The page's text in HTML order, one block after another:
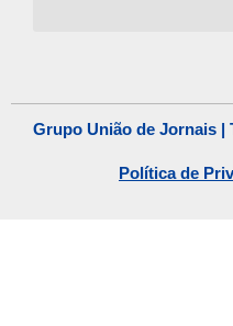
Grupo União de Jornais |
Política de